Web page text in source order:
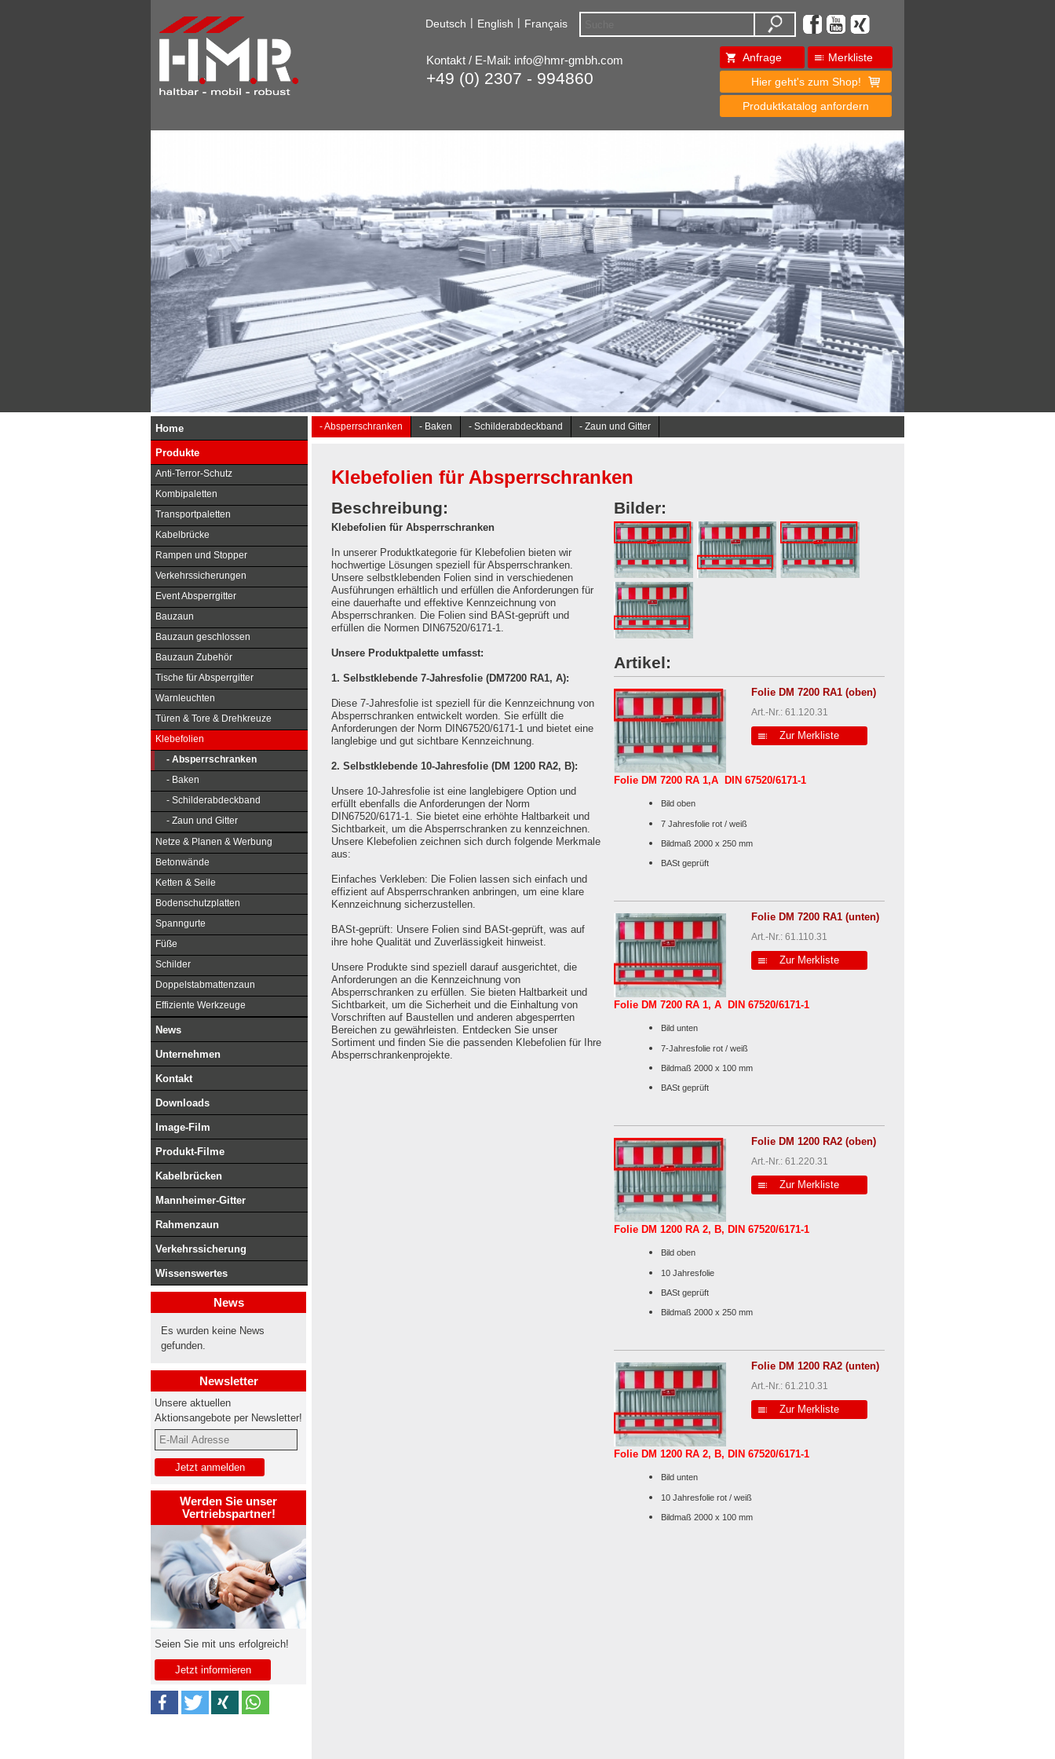
Deutsch | English | Français
Kontakt / E-Mail: info@hmr-gmbh.com
+49 (0) 2307 - 994860
Anfrage
Merkliste
Hier geht's zum Shop!
Produktkatalog anfordern
Home
Produkte
Anti-Terror-Schutz
Kombipaletten
Transportpaletten
Kabelbrücke
Rampen und Stopper
Verkehrssicherungen
Event Absperrgitter
Bauzaun
Bauzaun geschlossen
Bauzaun Zubehör
Tische für Absperrgitter
Warnleuchten
Türen & Tore & Drehkreuze
Klebefolien
- Absperrschranken
- Baken
- Schilderabdeckband
- Zaun und Gitter
Netze & Planen & Werbung
Betonwände
Ketten & Seile
Bodenschutzplatten
Spanngurte
Füße
Schilder
Doppelstabmattenzaun
Effiziente Werkzeuge
News
Unternehmen
Kontakt
Downloads
Image-Film
Produkt-Filme
Kabelbrücken
Mannheimer-Gitter
Rahmenzaun
Verkehrssicherung
Wissenswertes
News
Es wurden keine News
gefunden.
Newsletter
Unsere aktuellen
Aktionsangebote per Newsletter!
Werden Sie unser
Vertriebspartner!
Seien Sie mit uns erfolgreich!
Jetzt informieren
- Absperrschranken - Baken - Schilderabdeckband - Zaun und Gitter
Klebefolien für Absperrschranken
Beschreibung:
Klebefolien für Absperrschranken
In unserer Produktkategorie für Klebefolien bieten wir
hochwertige Lösungen speziell für Absperrschranken.
Unsere selbstklebenden Folien sind in verschiedenen
Ausführungen erhältlich und erfüllen die Anforderungen für
eine dauerhafte und effektive Kennzeichnung von
Absperrschranken. Die Folien sind BASt-geprüft und
erfüllen die Normen DIN67520/6171-1.
Unsere Produktpalette umfasst:
1. Selbstklebende 7-Jahresfolie (DM7200 RA1, A):
Diese 7-Jahresfolie ist speziell für die Kennzeichnung von
Absperrschranken entwickelt worden. Sie erfüllt die
Anforderungen der Norm DIN67520/6171-1 und bietet eine
langlebige und gut sichtbare Kennzeichnung.
2. Selbstklebende 10-Jahresfolie (DM 1200 RA2, B):
Unsere 10-Jahresfolie ist eine langlebigere Option und
erfüllt ebenfalls die Anforderungen der Norm
DIN67520/6171-1. Sie bietet eine erhöhte Haltbarkeit und
Sichtbarkeit, um die Absperrschranken zu kennzeichnen.
Unsere Klebefolien zeichnen sich durch folgende Merkmale
aus:
Einfaches Verkleben: Die Folien lassen sich einfach und
effizient auf Absperrschranken anbringen, um eine klare
Kennzeichnung sicherzustellen.
BASt-geprüft: Unsere Folien sind BASt-geprüft, was auf
ihre hohe Qualität und Zuverlässigkeit hinweist.
Unsere Produkte sind speziell darauf ausgerichtet, die
Anforderungen an die Kennzeichnung von
Absperrschranken zu erfüllen. Sie bieten Haltbarkeit und
Sichtbarkeit, um die Sicherheit und die Einhaltung von
Vorschriften auf Baustellen und anderen abgesperrten
Bereichen zu gewährleisten. Entdecken Sie unser
Sortiment und finden Sie die passenden Klebefolien für Ihre
Absperrschrankenprojekte.
Bilder:
BASt geprüfte
Folie RA 1 für
Absturzsicherungen
oben
Folie RA 2 für
Barrierenunten
Artikel:
Folie DM 7200 RA1 (oben)
Art.-Nr.: 61.120.31
Zur Merkliste
Folie DM 7200 RA 1,A DIN 67520/6171-1
Bild oben
7 Jahresfolie rot / weiß
Bildmaß 2000 x 250 mm
BASt geprüft
Folie DM 7200 RA1 (unten)
Art.-Nr.: 61.110.31
Zur Merkliste
Folie DM 7200 RA 1, A DIN 67520/6171-1
Bild unten
7-Jahresfolie rot / weiß
Bildmaß 2000 x 100 mm
BASt geprüft
Folie DM 1200 RA2 (oben)
Art.-Nr.: 61.220.31
Zur Merkliste
Folie DM 1200 RA 2, B, DIN 67520/6171-1
Bild oben
10 Jahresfolie
BASt geprüft
Bildmaß 2000 x 250 mm
Folie DM 1200 RA2 (unten)
Art.-Nr.: 61.210.31
Zur Merkliste
Folie DM 1200 RA 2, B, DIN 67520/6171-1
Bild unten
10 Jahresfolie rot / weiß
Bildmaß 2000 x 100 mm